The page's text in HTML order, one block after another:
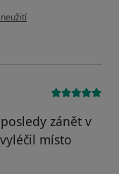
uživatele Š.Č.
zánět v
místo